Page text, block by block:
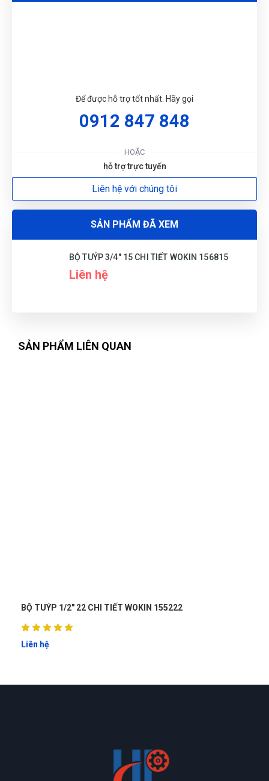
Để được hỗ trợ tốt nhất. Hãy gọi
0912 847 848
HOẶC
hỗ trợ trực tuyến
Liên hệ với chúng tôi
SẢN PHẨM ĐÃ XEM
BỘ TUÝP 3/4" 15 CHI TIẾT WOKIN 156815
Liên hệ
SẢN PHẨM LIÊN QUAN
BỘ TUÝP 3/4" 15 CHI TIẾT WOKIN 156815